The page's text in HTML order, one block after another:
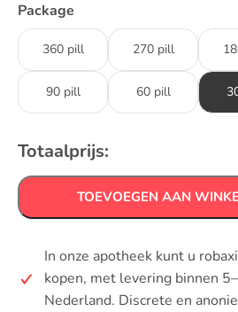
Package
360 pill 270 pill
90 pill 60 pill
Totaalprijs:
TOEVOEGEN AAN
In onze apotheek kunt u
kopen, met levering binnen
Nederland. Discrete en